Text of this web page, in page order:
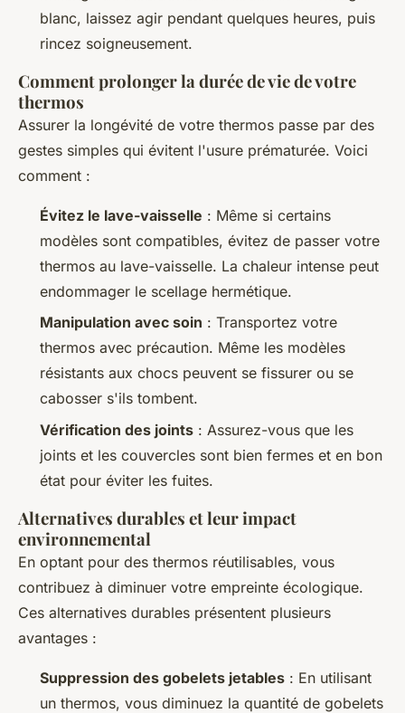
blanc, laissez agir pendant quelques heures, puis
rincez soigneusement.
Comment prolonger la durée de vie de votre
thermos
Assurer la longévité de votre thermos passe par des
gestes simples qui évitent l'usure prématurée. Voici
comment :
Évitez le lave-vaisselle : Même si certains
modèles sont compatibles, évitez de passer votre
thermos au lave-vaisselle. La chaleur intense peut
endommager le scellage hermétique.
Manipulation avec soin : Transportez votre
thermos avec précaution. Même les modèles
résistants aux chocs peuvent se fissurer ou se
cabosser s'ils tombent.
Vérification des joints : Assurez-vous que les
joints et les couvercles sont bien fermes et en bon
état pour éviter les fuites.
Alternatives durables et leur impact
environnemental
En optant pour des thermos réutilisables, vous
contribuez à diminuer votre empreinte écologique.
Ces alternatives durables présentent plusieurs
avantages :
Suppression des gobelets jetables : En utilisant
un thermos, vous diminuez la quantité de gobelets